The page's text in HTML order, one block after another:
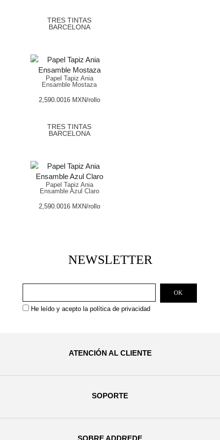
TRES TINTAS
BARCELONA
Papel Tapiz Ania
Ensamble Mostaza
2,590.0016 MXN/rollo
TRES TINTAS
BARCELONA
Papel Tapiz Ania
Ensamble Azul Claro
2,590.0016 MXN/rollo
NEWSLETTER
He leído y acepto lapolítica de privacidad
ATENCIÓN AL CLIENTE
SOPORTE